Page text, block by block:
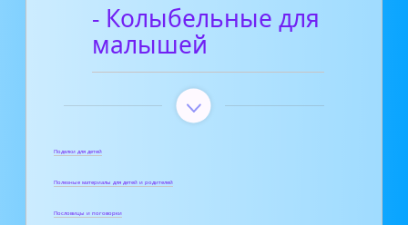
- Колыбельные для
малышей
Поделки для детей
Полезные материалы для детей и родителей
Пословицы и поговорки